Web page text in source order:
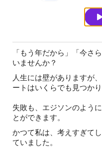
トップランキング
「もう年だから」「今さ
いませんか？
人生には壁がありますが
ートはいくらでも見つかり
失敗も、エジソンのよう
とができます。
かつて私は、考えすぎて
ていました。